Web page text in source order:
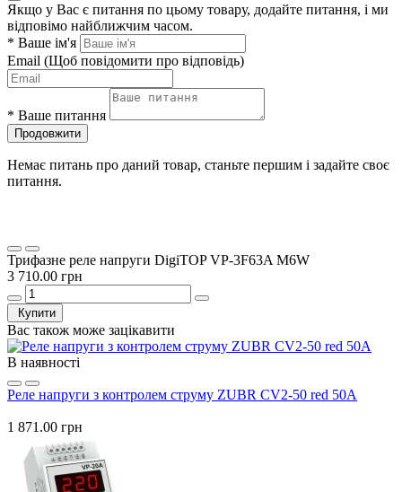
Якщо у Вас є питання по цьому товару, додайте питання, і ми
відповімо найближчим часом.
* Ваше ім'я
Email (Щоб повідомити про відповідь)
* Ваше питання
Продовжити
Немає питань про даний товар, станьте першим і задайте своє
питання.
Трифазне реле напруги DigiTOP VP-3F63A M6W
3 710.00 грн
Купити
Вас також може зацікавити
В наявності
Реле напруги з контролем струму ZUBR CV2-50 red 50А
1 871.00 грн